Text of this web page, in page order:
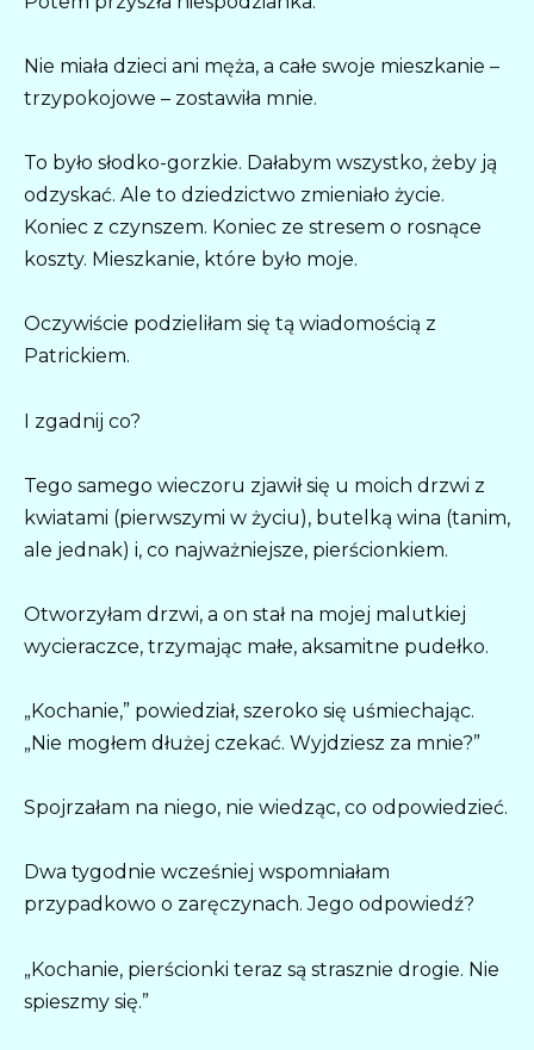
Nie miała dzieci ani męża, a całe swoje mieszkanie –
trzypokojowe – zostawiła mnie.
To było słodko-gorzkie. Dałabym wszystko, żeby ją
odzyskać. Ale to dziedzictwo zmieniało życie.
Koniec z czynszem. Koniec ze stresem o rosnące
koszty. Mieszkanie, które było moje.
Oczywiście podzieliłam się tą wiadomością z
Patrickiem.
I zgadnij co?
Tego samego wieczoru zjawił się u moich drzwi z
kwiatami (pierwszymi w życiu), butelką wina (tanim,
ale jednak) i, co najważniejsze, pierścionkiem.
Otworzyłam drzwi, a on stał na mojej malutkiej
wycieraczce, trzymając małe, aksamitne pudełko.
„Kochanie,” powiedział, szeroko się uśmiechając.
„Nie mogłem dłużej czekać. Wyjdziesz za mnie?”
Spojrzałam na niego, nie wiedząc, co odpowiedzieć.
Dwa tygodnie wcześniej wspomniałam
przypadkowo o zaręczynach. Jego odpowiedź?
„Kochanie, pierścionki teraz są strasznie drogie. Nie
spieszmy się.”